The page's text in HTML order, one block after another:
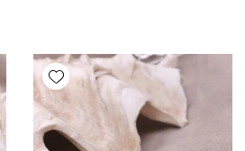
Add wishlist